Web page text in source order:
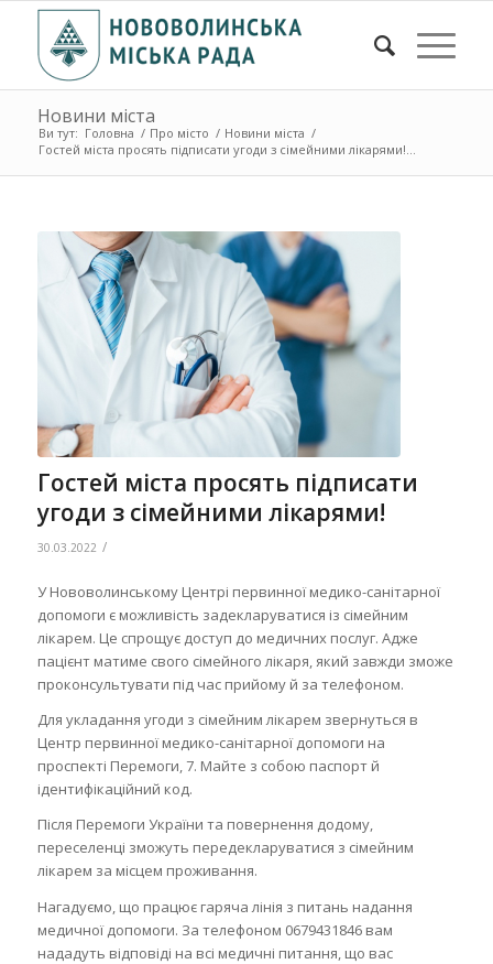
Новини міста
Ви тут: Головна / Про місто / Новини міста /
Гостей міста просять підписати угоди з сімейними лікарями!...
Гостей міста просять підписати
угоди з сімейними лікарями!
30.03.2022 /
У Нововолинському Центрі первинної медико-санітарної
допомоги є можливість задекларуватися із сімейним
лікарем. Це спрощує доступ до медичних послуг. Адже
пацієнт матиме свого сімейного лікаря, який завжди зможе
проконсультувати під час прийому й за телефоном.
Для укладання угоди з сімейним лікарем звернуться в
Центр первинної медико-санітарної допомоги на
проспекті Перемоги, 7. Майте з собою паспорт й
ідентифікаційний код.
Після Перемоги України та повернення додому,
переселенці зможуть передекларуватися з сімейним
лікарем за місцем проживання.
Нагадуємо, що працює гаряча лінія з питань надання
медичної допомоги. За телефоном 0679431846 вам
нададуть відповіді на всі медичні питання, що вас